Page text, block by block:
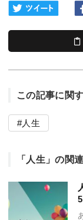
この記事に関
人生
「人生」の関